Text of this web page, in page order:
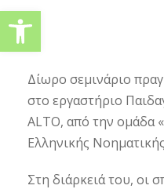
Δίωρο σεμινάριο
στο εργαστήριο
ALTO, από την ομάδα «
Ελληνικής
Στη διάρκειά του, οι
Ανοίξτε τη